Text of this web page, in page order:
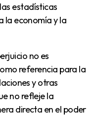
estadísticas
la economía y la
referencia para la
y otras
no refleje la
directa en el poder